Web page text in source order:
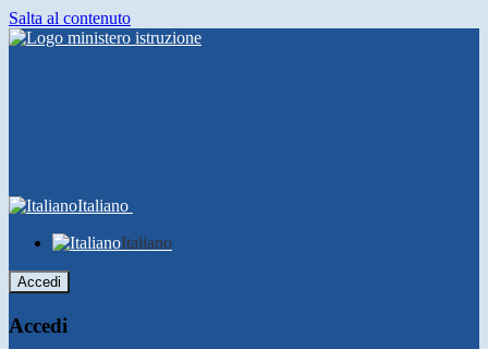
Salta al contenuto
Italiano
Italiano
Accedi
Accedi